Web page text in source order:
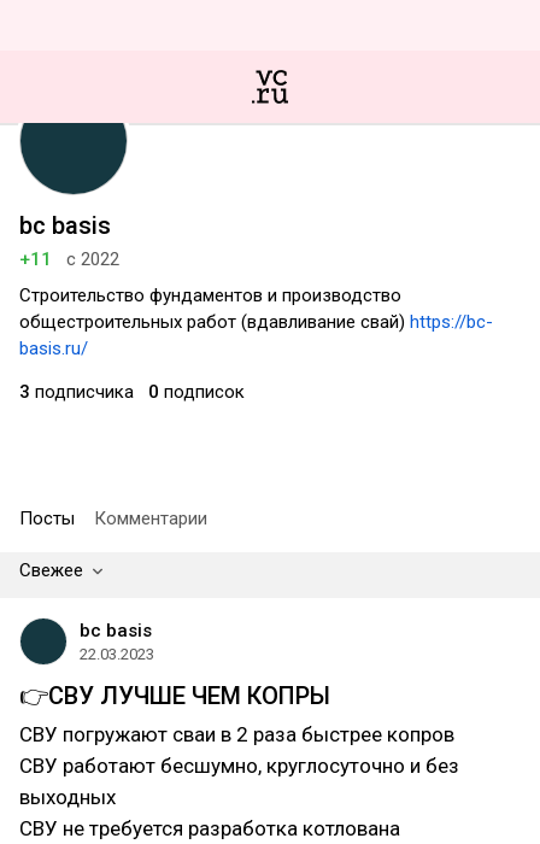
bc basis
+11
с 2022
Строительство фундаментов и производство
общестроительных работ (вдавливание свай) https://bc-
basis.ru/
3 подписчика 0 подписок
Посты Комментарии
Свежее
bc basis
22.03.2023
👉СВУ ЛУЧШЕ ЧЕМ КОПРЫ
СВУ погружают сваи в 2 раза быстрее копров
СВУ работают бесшумно, круглосуточно и без
выходных
СВУ не требуется разработка котлована